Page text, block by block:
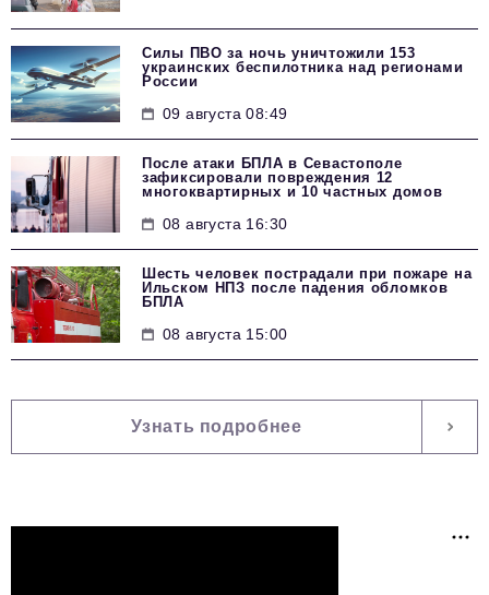
Силы ПВО за ночь уничтожили 153
украинских беспилотника над регионами
России
09 августа 08:49
После атаки БПЛА в Севастополе
зафиксировали повреждения 12
многоквартирных и 10 частных домов
08 августа 16:30
Шесть человек пострадали при пожаре на
Ильском НПЗ после падения обломков
БПЛА
08 августа 15:00
Узнать подробнее